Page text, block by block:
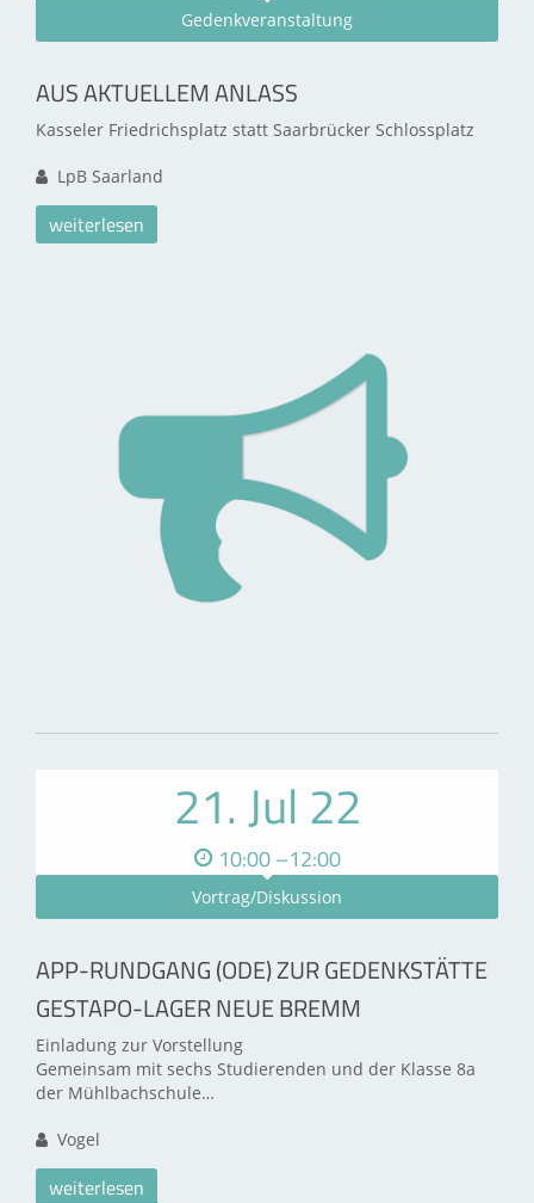
Gedenkveranstaltung
AUS AKTUELLEM ANLASS
Kasseler Friedrichsplatz statt Saarbrücker Schlossplatz
LpB Saarland
weiterlesen
21. Jul 22
10:00 –12:00
Vortrag/Diskussion
APP-RUNDGANG (ODE) ZUR GEDENKSTÄTTE
GESTAPO-LAGER NEUE BREMM
Einladung zur Vorstellung
Gemeinsam mit sechs Studierenden und der Klasse 8a
der Mühlbachschule…
Vogel
weiterlesen